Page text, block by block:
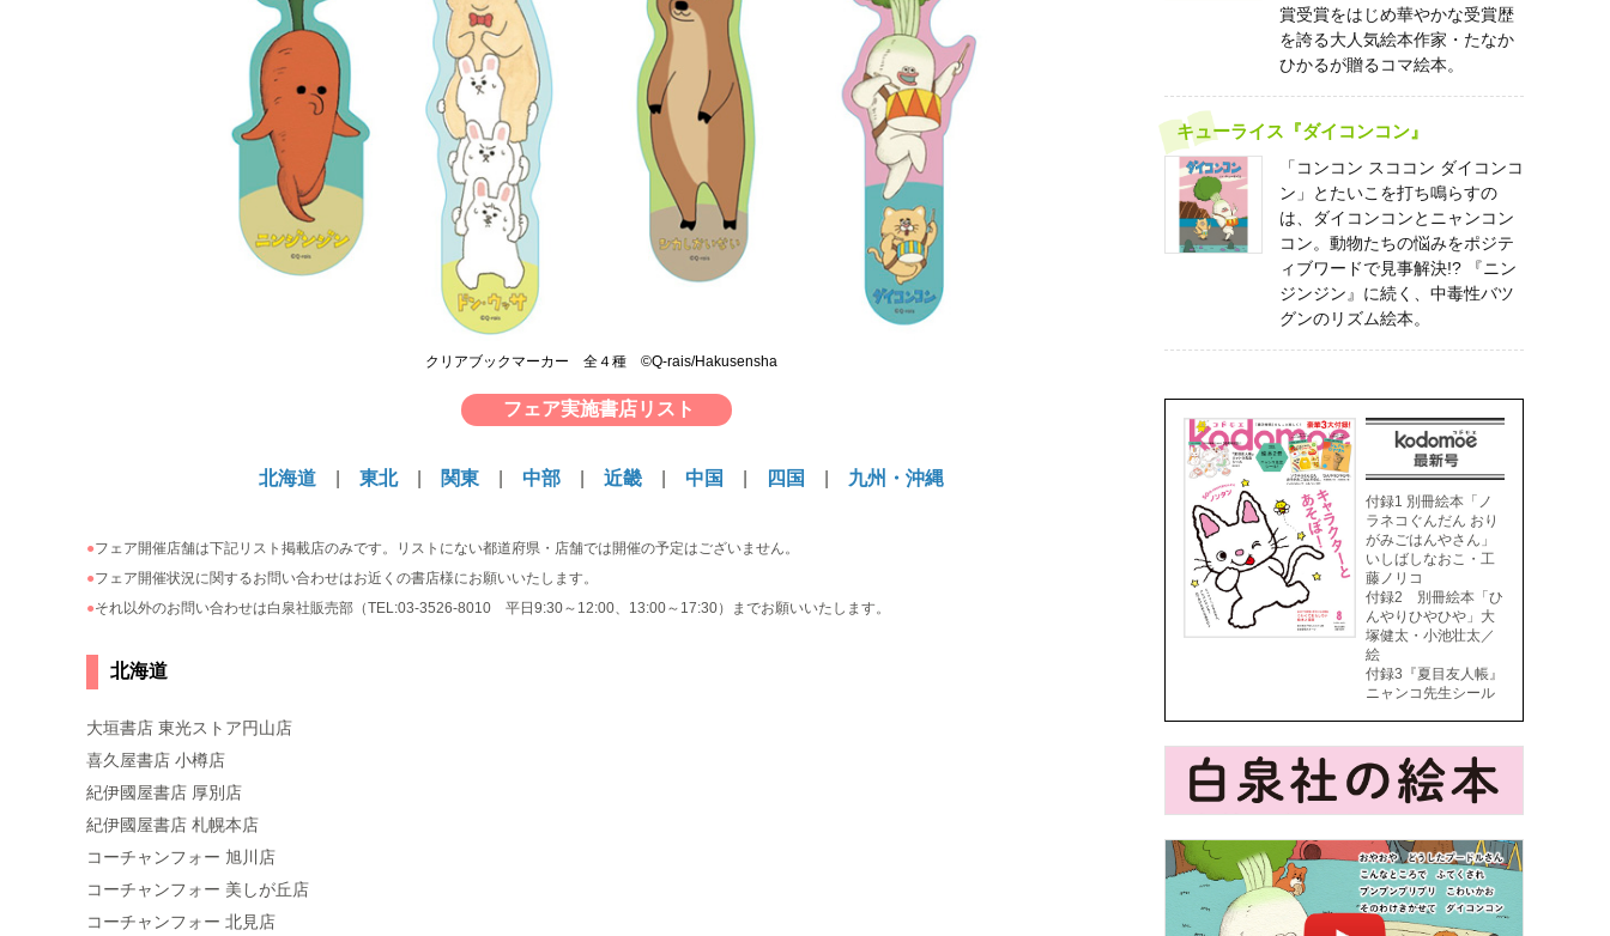
クリアブックマーカー 全４種 ©︎Q-rais/Hakusensha
フェア実施書店リスト
北海道 東北| 関東 中部 近畿 中国 四国 九州・沖縄
●フェア開催店舗は下記リスト掲載店のみです。リストにない都道府県・店舗では開催の予定はございません。
●フェア開催状況に関するお問い合わせはお近くの書店様にお願いいたします。
●それ以外のお問い合わせは白泉社販売部（TEL:03-3526-8010 平日9:30～12:00、13:00～17:30）までお願いいたします。
北海道
大垣書店 東光ストア円山店
喜久屋書店 小樽店
紀伊國屋書店 厚別店
紀伊國屋書店 札幌本店
コーチャンフォー 旭川店
コーチャンフォー 美しが丘店
コーチャンフォー 北見店
賞受賞をはじめ華やかな受賞歴
を誇る大人気絵本作家・たなか
ひかるが贈るコマ絵本。
キューライス『ダイコンコン』
「コンコン スココン ダイコンコ
ン」とたいこを打ち鳴らすの
は、ダイコンコンとニャンコン
コン。動物たちの悩みをポジテ
ィブワードで見事解決!? 『ニン
ジンジン』に続く、中毒性バツ
グンのリズム絵本。
付録1 別冊絵本「ノ
ラネコぐんだん おり
がみごはんやさん」
いしばしなおこ・工
藤ノリコ
付録2 別冊絵本「ひ
んやりひやひや」大
塚健太・小池壮太／
絵
付録3『夏目友人帳』
ニャンコ先生シール